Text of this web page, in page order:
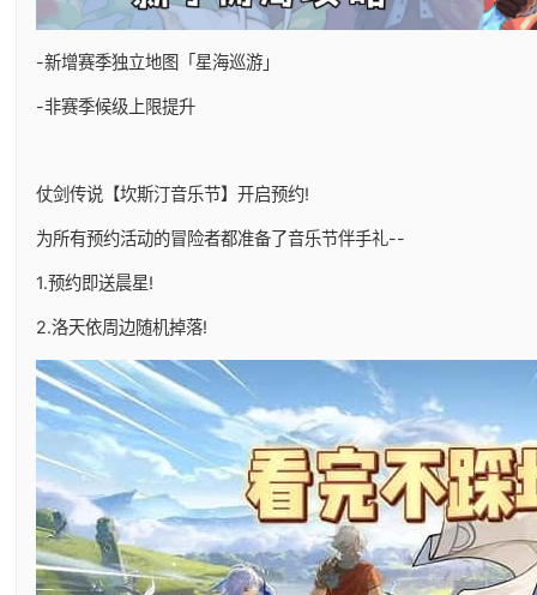
-新增赛季独立地图「星海巡游」
-非赛季候级上限提升
仗剑传说【坎斯汀音乐节】开启预约!
为所有预约活动的冒险者都准备了音乐节伴手礼--
1.预约即送晨星!
2.洛天依周边随机掉落!